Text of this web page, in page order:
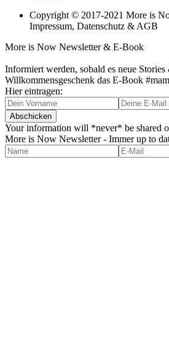
Copyright © 2017-2021 More is
Impressum, Datenschutz & AGB
More is Now Newsletter & E-Book
Informiert werden, sobald es neue
Willkommensgeschenk das E-Book
Hier eintragen:
Your information will *never* be shared
More is Now Newsletter - Immer up to